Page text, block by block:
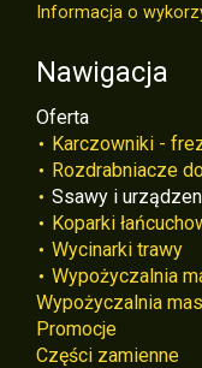
Informacja o
Nawigacja
Oferta
Karczowniki -
Rozdrabniacze
Ssawy i
Koparki
Wycinarki trawy
Wypożyczalnia
Wypożyczalnia
Promocje
Części zamienne